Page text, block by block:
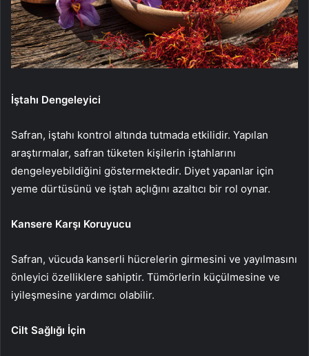
İştahı Dengeleyici
Safran, iştahı kontrol altında tutmada etkilidir. Yapılan
araştırmalar, safran tüketen kişilerin iştahlarını
dengeleyebildiğini göstermektedir. Diyet yapanlar için
yeme dürtüsünü ve iştah açlığını azaltıcı bir rol oynar.
Kansere Karşı Koruyucu
Safran, vücuda kanserli hücrelerin girmesini ve yayılmasını
önleyici özelliklere sahiptir. Tümörlerin küçülmesine ve
iyileşmesine yardımcı olabilir.
Cilt Sağlığı İçin